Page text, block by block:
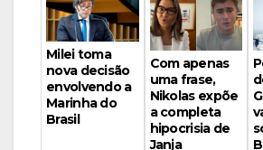
Milei toma
nova decisão
envolvendo a
Marinha do
Brasil
Com apenas
uma frase,
Nikolas expõe
a completa
hipocrisia de
Janja